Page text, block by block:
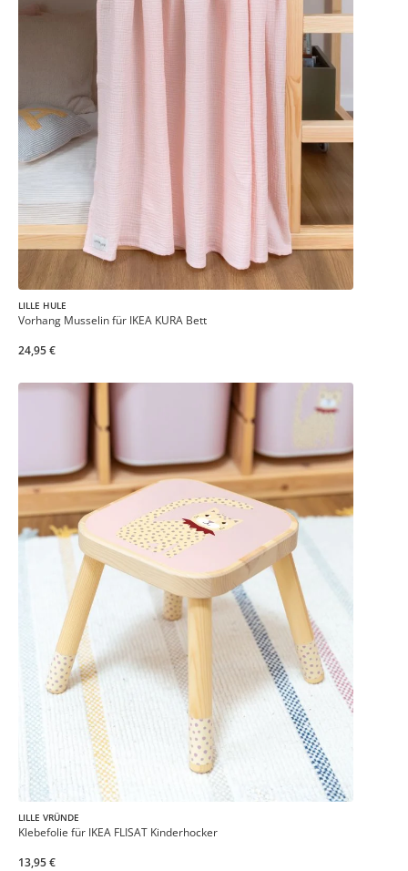
LILLE HULE
Vorhang Musselin für IKEA KURA Bett
24,95 €
LILLE VRÜNDE
Klebefolie für IKEA FLISAT Kinderhocker
13,95 €